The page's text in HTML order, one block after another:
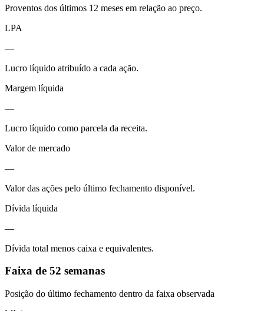
Proventos dos últimos 12 meses em relação ao preço.
LPA
—
Lucro líquido atribuído a cada ação.
Margem líquida
—
Lucro líquido como parcela da receita.
Valor de mercado
—
Valor das ações pelo último fechamento disponível.
Dívida líquida
—
Dívida total menos caixa e equivalentes.
Faixa de 52 semanas
Posição do último fechamento dentro da faixa observada